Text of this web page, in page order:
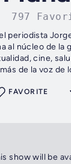
797
periodista
al núcleo de la
cine,
de la voz de
FAVORITE
show will be